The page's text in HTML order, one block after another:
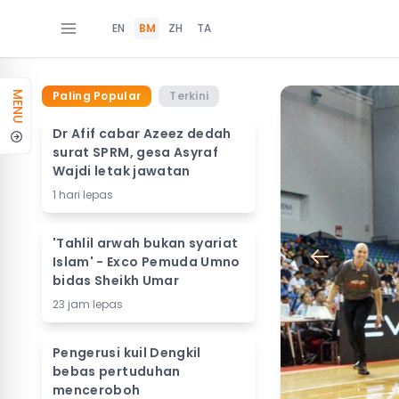
EN BM ZH TA
MENU Paling Popular Terkini
Dr Afif cabar Azeez dedah
surat SPRM, gesa Asyraf
Wajdi letak jawatan
1 hari lepas
'Tahlil arwah bukan syariat
Islam' - Exco Pemuda Umno
bidas Sheikh Umar
23 jam lepas
Pengerusi kuil Dengkil
bebas pertuduhan
menceroboh